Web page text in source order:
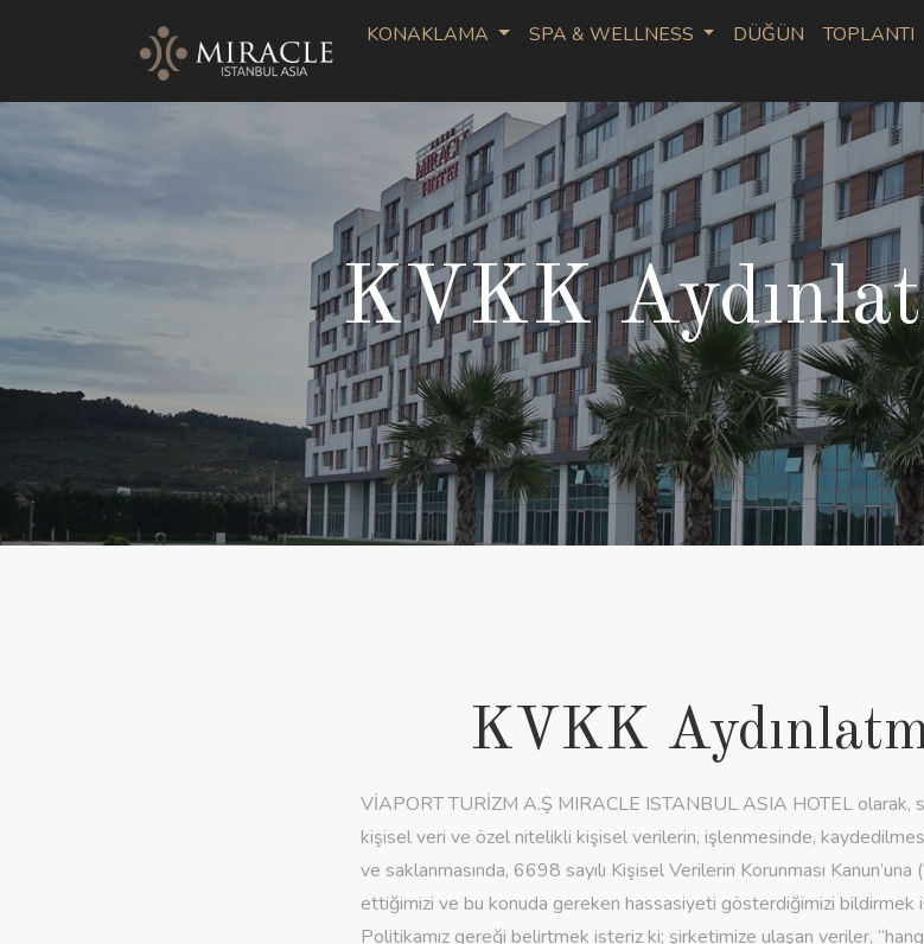
KONAKLAMA SPA & WELLNESS DÜĞÜN TOPLANTI
KVKK
KVKK
VİAPORT TURİZM A.Ş MIRACLE ISTANBUL ASIA HOTEL olarak,
kişisel veri ve özel nitelikli kişisel verilerin, işlenmesinde,
ve saklanmasında, 6698 sayılı Kişisel Verilerin Korunması
ettiğimizi ve bu konuda gereken hassasiyeti gösterdiğimizi
Politikamız gereği belirtmek isteriz ki; şirketimize ulaşan veriler,